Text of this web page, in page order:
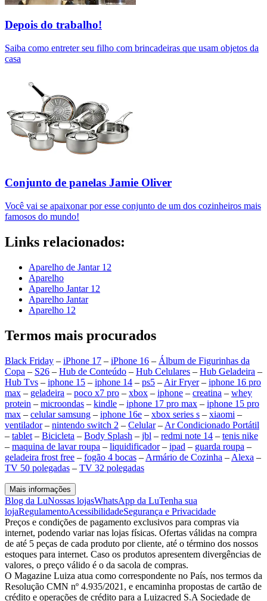
Depois do trabalho!
Saiba como entreter seu filho com brincadeiras que usam objetos da
casa
Conjunto de panelas Jamie Oliver
Você vai se apaixonar por esse conjunto de um dos cozinheiros mais
famosos do mundo!
Links relacionados:
Aparelho de Jantar 12
Aparelho
Aparelho Jantar 12
Aparelho Jantar
Aparelho 12
Termos mais procurados
Black Friday – iPhone 17 – iPhone 16 – Álbum de Figurinhas da
Copa – S26 – Hub de Conteúdo – Hub Celulares – Hub Geladeira –
Hub Tvs – iphone 15 – iphone 14 – ps5 – Air Fryer– iphone 16 pro
max – geladeira – poco x7 pro – xbox – iphone – creatina – whey
protein – microondas – kindle – iphone 17 pro max – iphone 15 pro
max – celular samsung – iphone 16e – xbox series s – xiaomi –
ventilador– nintendo switch 2 – Celular– Ar Condicionado Portátil
– tablet – Bicicleta – Body Splash – jbl – redmi note 14 – tenis nike
– maquina de lavar roupa – liquidificador– ipad – guarda roupa –
geladeira frost free – fogão 4 bocas – Armário de Cozinha – Alexa –
TV 50 polegadas – TV 32 polegadas
Mais informações
Blog da LuNossas lojasWhatsApp da LuTenha sua
lojaRegulamentoAcessibilidadeSegurança e Privacidade
Preços e condições de pagamento exclusivos para compras via
internet, podendo variar nas lojas físicas. Ofertas válidas na compra
de até 5 peças de cada produto por cliente, até o término dos nossos
estoques para internet. Caso os produtos apresentem divergências de
valores, o preço válido é o da sacola de compras.
O Magazine Luiza atua como correspondente no País, nos termos da
Resolução CMN nº 4.935/2021, e encaminha propostas de cartão de
crédito e operações de crédito para a Luizacred S.A Sociedade de